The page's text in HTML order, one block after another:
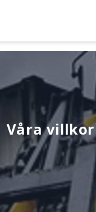
Våra villkor